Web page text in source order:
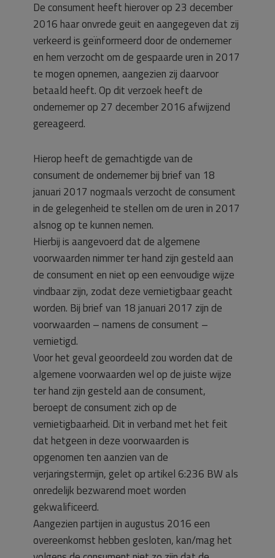
De consument heeft hierover op 23 december
2016 haar onvrede geuit en aangegeven dat zij
verkeerd is geïnformeerd door de ondernemer
en hem verzocht om de gespaarde uren in 2017
te mogen opnemen, aangezien zij daarvoor
betaald heeft. Op dit verzoek heeft de
ondernemer op 27 december 2016 afwijzend
gereageerd.
Hierop heeft de gemachtigde van de
consument de ondernemer bij brief van 18
januari 2017 nogmaals verzocht de consument
in de gelegenheid te stellen om de uren in 2017
alsnog op te kunnen nemen.
Hierbij is aangevoerd dat de algemene
voorwaarden nimmer ter hand zijn gesteld aan
de consument en niet op een eenvoudige wijze
vindbaar zijn, zodat deze vernietigbaar geacht
worden. Bij brief van 18 januari 2017 zijn de
voorwaarden – namens de consument –
vernietigd.
Voor het geval geoordeeld zou worden dat de
algemene voorwaarden wel op de juiste wijze
ter hand zijn gesteld aan de consument,
beroept de consument zich op de
vernietigbaarheid. Dit in verband met het feit
dat hetgeen in deze voorwaarden is
opgenomen ten aanzien van de
verjaringstermijn, gelet op artikel 6:236 BW als
onredelijk bezwarend moet worden
gekwalificeerd.
Aangezien partijen in augustus 2016 een
overeenkomst hebben gesloten, kan/mag het